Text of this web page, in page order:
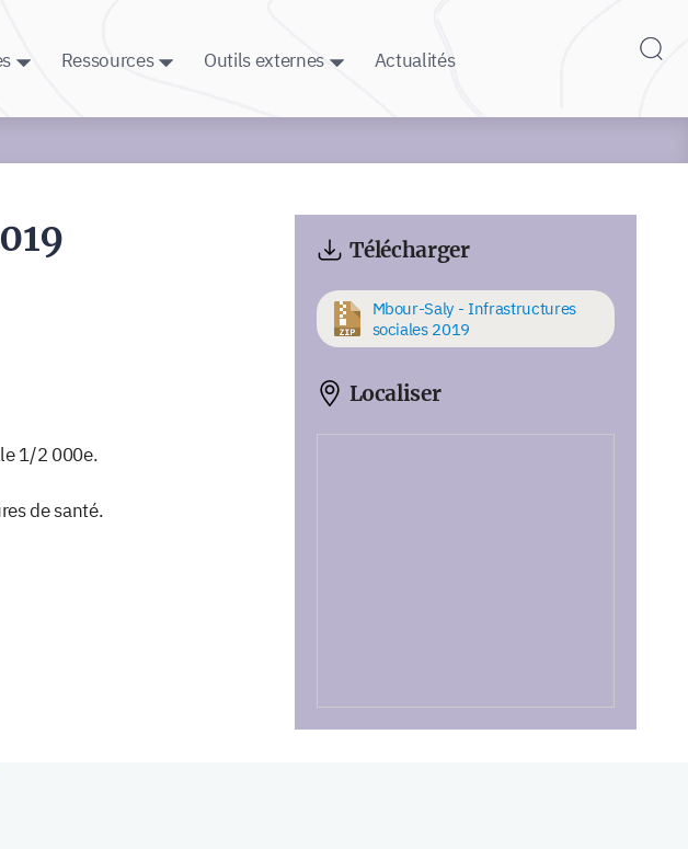
Ressources Outils externes Actualités
1/2 000e.
de santé.
Télécharger
Mbour-Saly - Infrastructures
sociales 2019
Localiser